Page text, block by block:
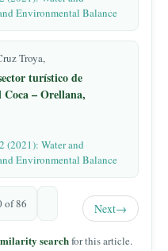
Environmental Balance
Troya,
turístico de
– Orellana,
(2021): Water and
Environmental Balance
of 86 Next→
searchfor this article.